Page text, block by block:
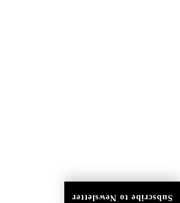
Subscribe to Newsletter